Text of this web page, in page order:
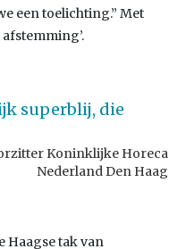
een toelichting.” Met
superblij, die
Koninklijke Horeca
Nederland Den Haag
Haagse tak van